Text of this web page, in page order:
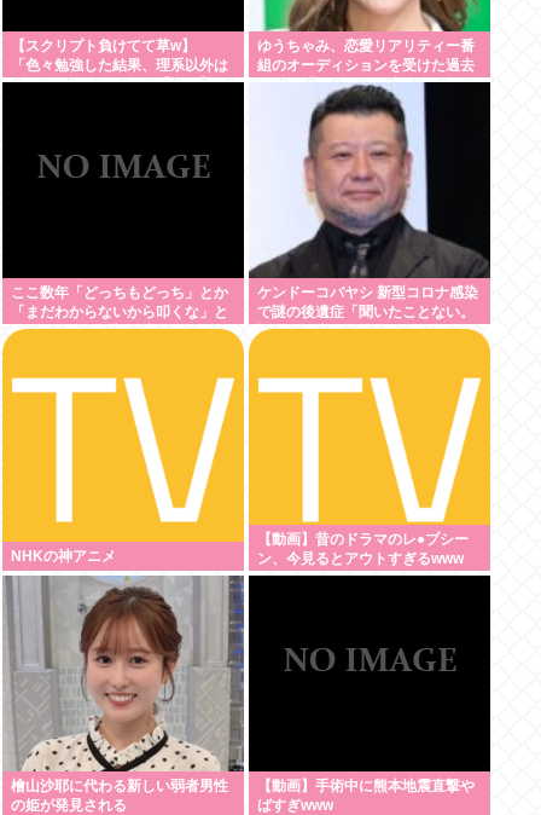
【スクリプト負けてて草w】
「色々勉強した結果、理系以外は
エラー品だと気付いた【ガチ】」
ゆうちゃみ、恋愛リアリティー番
組のオーディションを受けた過去
を激白「10回くらい落ちてるんで
ここ数年「どっちもどっち」とか
「まだわからないから叩くな」と
かゆうチキン野郎が増えたけどど
ケンドーコバヤシ 新型コロナ感染
で謎の後遺症「聞いたことない。
調べても出てこない」
NHKの神アニメ
【動画】昔のドラマのレ●プシー
ン、今見るとアウトすぎるwww
檜山沙耶に代わる新しい弱者男性
の姫が発見される
【動画】手術中に熊本地震直撃や
ばすぎwww